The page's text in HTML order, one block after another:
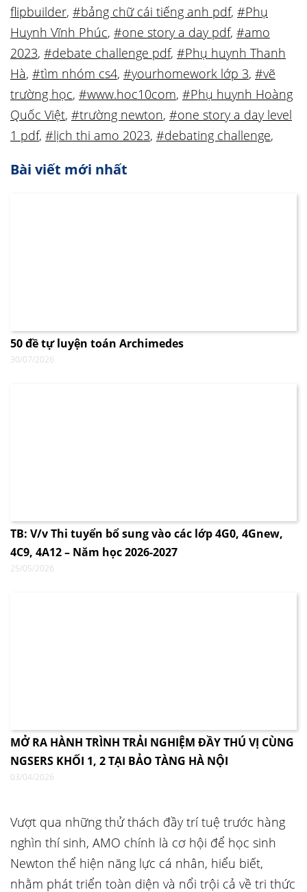
flipbuilder, #bảng chữ cái tiếng anh pdf, #Phụ
Huynh Vĩnh Phúc, #one story a day pdf, #amo
2023, #debate challenge pdf, #Phụ huynh Thanh
Hà, #tìm nhóm cs4, #yourhomework lớp 3, #vẽ
trường học, #www.hoc10com, #Phụ huynh Hoàng
Quốc Việt, #trường newton, #one story a day level
1 pdf, #lịch thi amo 2023, #debating challenge,
Bài viết mới nhất
50 đề tự luyện toán Archimedes
30/07/2026
TB: V/v Thi tuyển bổ sung vào các lớp 4G0, 4Gnew,
4C9, 4A12 – Năm học 2026-2027
25/05/2026
MỞ RA HÀNH TRÌNH TRẢI NGHIỆM ĐẦY THÚ VỊ CÙNG
NGSERS KHỐI 1, 2 TẠI BẢO TÀNG HÀ NỘI
03/04/2026
Vượt qua những thử thách đầy trí tuệ trước hàng
nghìn thí sinh, AMO chính là cơ hội để học sinh
Newton thể hiện năng lực cá nhân, hiểu biết,
nhằm phát triển toàn diện và nổi trội cả về tri thức